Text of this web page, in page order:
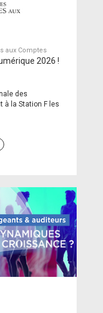
aux Comptes
2026 !
des
à la Station F les